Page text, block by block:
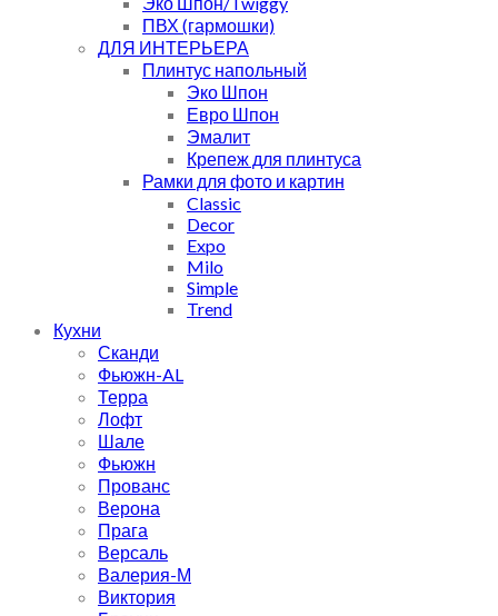
ПВХ (гармошки)
ДЛЯ ИНТЕРЬЕРА
Плинтус напольный
Эко Шпон
Евро Шпон
Эмалит
Крепеж для плинтуса
Рамки для фото и картин
Classic
Decor
Expo
Milo
Simple
Trend
Кухни
Сканди
Фьюжн-AL
Терра
Лофт
Шале
Фьюжн
Прованс
Верона
Прага
Версаль
Валерия-М
Виктория